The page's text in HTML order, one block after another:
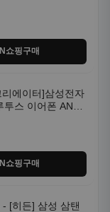
N쇼핑구매
에이터]삼성전자
스 이어폰 ANC
N쇼핑구매
[히든] 삼성 삼탠